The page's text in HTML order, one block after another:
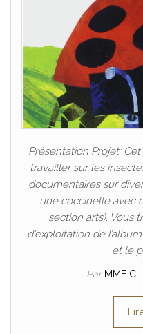
Présentation Projet:
travailler sur les
documentaires sur
une coccinelle avec
section arts). Vous
d’exploitation de
et le
Par MME C.